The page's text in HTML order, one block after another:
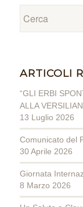
ARTICOLI
“GLI ERBI
ALLA
13 Luglio 2026
Comunicato del
30 Aprile 2026
Giornata
8 Marzo 2026